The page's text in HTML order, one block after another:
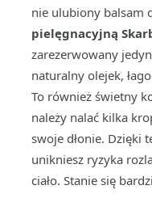
nie ulubiony balsam
pielęgnacyjną
zarezerwowany
naturalny olejek,
To również świetny
należy nalać kilka
swoje dłonie. Dzięki
unikniesz ryzyka
ciało. Stanie się